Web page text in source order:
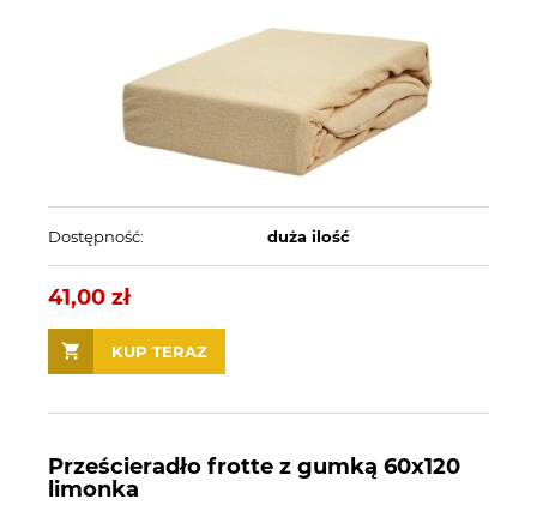
Dostępność: duża ilość
41,00 zł
KUP TERAZ
Prześcieradło frotte z gumką 60x120
limonka